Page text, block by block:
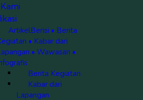
ArtikelBerisi • Berita
• Kabar dari
• Wawasan •
Berita Kegiatan
Kabar dari
Lapangan